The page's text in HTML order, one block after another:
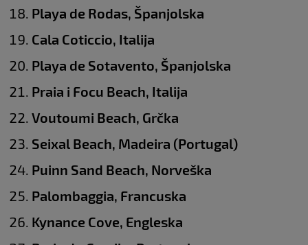
Playa de Rodas, Španjolska
Cala Coticcio, Italija
Playa de Sotavento, Španjolska
Praia i Focu Beach, Italija
Voutoumi Beach, Grčka
Seixal Beach, Madeira (Portugal)
Puinn Sand Beach, Norveška
Palombaggia, Francuska
Kynance Cove, Engleska